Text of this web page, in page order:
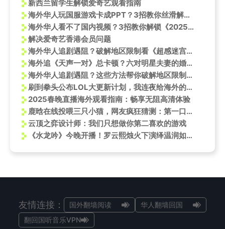
新西兰留学生解锁爱奇艺观看指南
海外华人玩国服游戏卡成PPT？3招教你丝滑解锁LOL天龙之子皮肤
海外华人看不了国内视频？3招教你解锁《2025MSI决赛》GEN夺冠名场面
解决爱奇艺香港会员问题
海外华人追剧遇阻？破解地区限制看《超感迷宫》，人骨摩斯密码暗藏玄机
海外追《天声一对》总卡顿？六对明星夫妻的婚姻故事，让我想起异国恋的酸甜
海外华人追剧遇阻？这些方法帮你破解地区限制看遍国内热门节目
刷到拳头公布LOL大更新计划，我连夜给海外的表弟打电话：你的青春要回来了！
2025春晚直播海外观看指南：畅享无阻高清体验
鹿晗在线投喂三只小猫，网友疯狂猜测：第一口会给谁？
云顶之弈设计师：我们只想做你第二喜欢的游戏
《水龙吟》今晚开播！罗云熙烛火下演绎温润如玉唐俪辞，氛围感拉满
友情连接： 国外翻墙阅读
华人翻墙回国
翻回国听音乐VPN